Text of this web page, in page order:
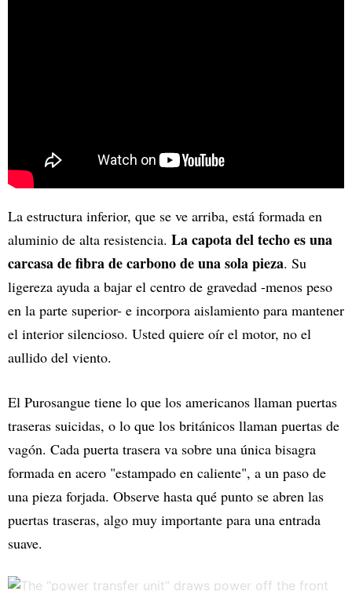
La estructura inferior, que se ve arriba, está formada en
aluminio de alta resistencia. La capota del techo es una
carcasa de fibra de carbono de una sola pieza. Su
ligereza ayuda a bajar el centro de gravedad -menos peso
en la parte superior- e incorpora aislamiento para mantener
el interior silencioso. Usted quiere oír el motor, no el
aullido del viento.
El Purosangue tiene lo que los americanos llaman puertas
traseras suicidas, o lo que los británicos llaman puertas de
vagón. Cada puerta trasera va sobre una única bisagra
formada en acero "estampado en caliente", a un paso de
una pieza forjada. Observe hasta qué punto se abren las
puertas traseras, algo muy importante para una entrada
suave.